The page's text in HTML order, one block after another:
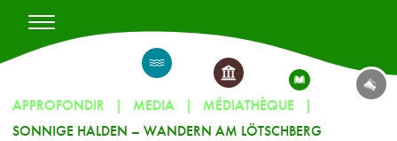
APPROFONDIR MEDIA
MÉDIATHÈQUE
SONNIGE HALDEN – WANDERN AM LÖTSCHBERG